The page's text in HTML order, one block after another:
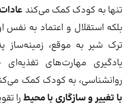
تنها به کودک کمک می‌کند
بلکه استقلال و اعتماد به نفس
ترک شیر به موقع، زمینه‌ساز
یادگیری مهارت‌های
روانشناسی، به کودک کمک
با تغییر و سازگاری با محیط را